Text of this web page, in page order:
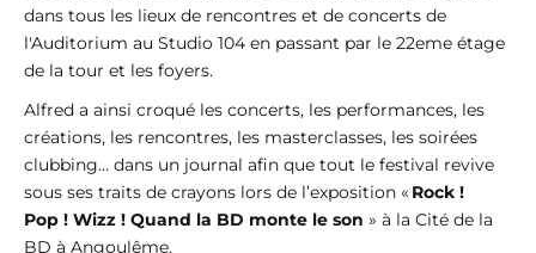
dans tous les lieux de rencontres et de concerts de
l'Auditorium au Studio 104 en passant par le 22eme étage
de la tour et les foyers.
Alfred a ainsi croqué les concerts, les performances, les
créations, les rencontres, les masterclasses, les soirées
clubbing… dans un journal afin que tout le festival revive
sous ses traits de crayons lors de l’exposition « Rock !
Pop ! Wizz ! Quand la BD monte le son » à la Cité de la
BD à Angoulême.